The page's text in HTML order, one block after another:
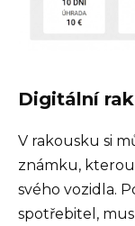
Digitální
V rakousku si
známku,
svého vozidla.
spotřebitel,